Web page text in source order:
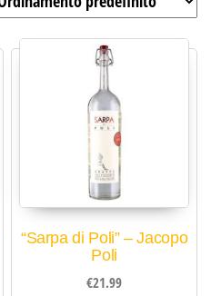
“Sarpa di Poli” – Jacopo
Poli
€21.99